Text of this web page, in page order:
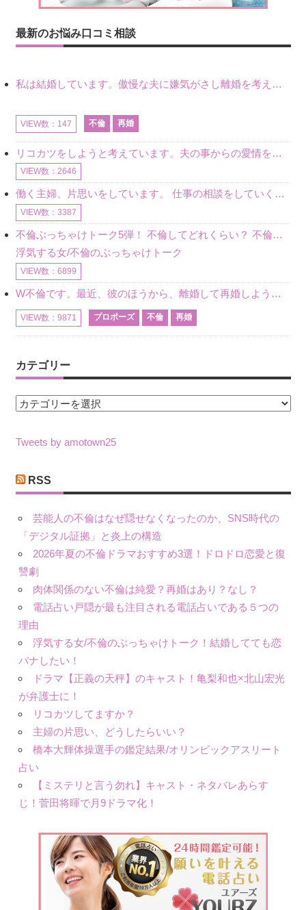
最新のお悩み口コミ相談
私は結婚しています。傲慢な夫に嫌気がさし離婚を考えていたときに、彼と出会いました。彼には恋人がいましたが、話をするうちに、夫とのことを相談するようにな
VIEW数：147 不倫 再婚
リコカツをしようと考えています。夫の事からの愛情を全く感じません。子供がいるので、子供が成長するまではと我慢しています。 まず、お金が必要だと考え、仕事の量も増やしました。ところが、夫は働かず、結局は
VIEW数：2646
働く主婦、片思いをしています。 仕事の相談をしていくうちに、彼のことを好きになりました。私には夫も子供もいます。不倫をしているわけでもなく、もちろん、この気持ちは誰にも話していません。 ラインをする関
VIEW数：3387
不倫ぶっちゃけトーク5弾！ 不倫してどれくらい？ 不倫のあれこれを、なんでもどうぞ♪♪
浮気する女/不倫のぶっちゃけトーク
VIEW数：6899
W不倫です。最近、彼のほうから、離婚して再婚しよう、と言ってきました。ハッキリいうと、そこまでは考えていませんでした。彼を好きな気持ちはあるし、彼なしの生活は考えられません。だけど、離婚して再婚すると
VIEW数：9871 プロポーズ 不倫 再婚
カテゴリー
カ
ゴ
ー
Tweets by amotown25
RSS
芸能人の不倫はなぜ隠せなくなったのか、SNS時代の
「デジタル証拠」と炎上の構造
2026年夏の不倫ドラマおすすめ3選！ドロドロ恋愛と復
讐劇
肉体関係のない不倫は純愛？再婚はあり？なし？
電話占い戸隠が最も注目される電話占いである５つの
理由
浮気する女/不倫のぶっちゃけトーク！結婚してても恋
バナしたい！
ドラマ【正義の天秤】のキャスト！亀梨和也×北山宏光
が弁護士に！
リコカツしてますか？
主婦の片思い、どうしたらいい？
橋本大輝体操選手の鑑定結果/オリンピックアスリート
占い
【ミステリと言う勿れ】キャスト・ネタバレあらす
じ！菅田将暉で月9ドラマ化！